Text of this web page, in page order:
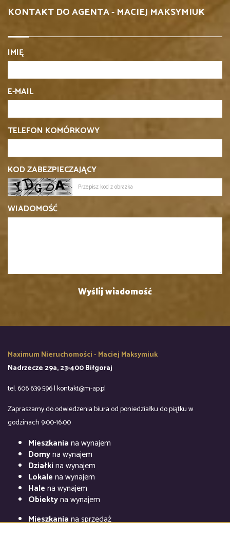
KONTAKT DO AGENTA - MACIEJ MAKSYMIUK
IMIĘ
E-MAIL
TELEFON KOMÓRKOWY
KOD ZABEZPIECZAJĄCY
WIADOMOŚĆ
Maximum Nieruchomości - Maciej Maksymiuk
Nadrzecze 29a, 23-400 Biłgoraj
tel. 606 639 596 | kontakt@m-ap.pl
Zapraszamy do odwiedzenia biura od poniedziałku do piątku w
godzinach 9:00-16:00
Mieszkaniana wynajem
Domyna wynajem
Działkina wynajem
Lokalena wynajem
Halena wynajem
Obiektyna wynajem
Mieszkaniana sprzedaż